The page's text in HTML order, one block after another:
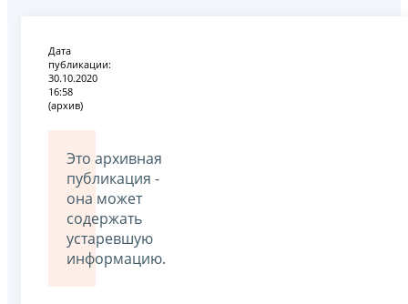
Дата
публикации:
30.10.2020
16:58
(архив)
Это архивная
публикация -
она может
содержать
устаревшую
информацию.